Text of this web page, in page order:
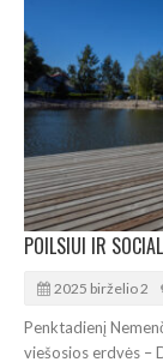
2025 birželio 2
Penktadienį
viešosios erdvės –